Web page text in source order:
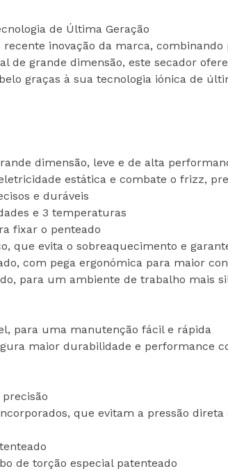
de Última Geração
inovação da marca,
de grande dimensão, este secador
graças à sua tecnologia iónica de
dimensão, leve e de alta
estática e combate o frizz,
e duráveis
e 3 temperaturas
fixar o penteado
que evita o sobreaquecimento e
com pega ergonómica para maior
para um ambiente de trabalho mais
para uma manutenção fácil e rápida
maior durabilidade e performance
que evitam a pressão
de torção especial patenteado